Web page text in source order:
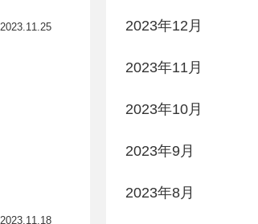
2023.11.25
2023.11.18
2023年12月
2023年11月
2023年10月
2023年9月
2023年8月